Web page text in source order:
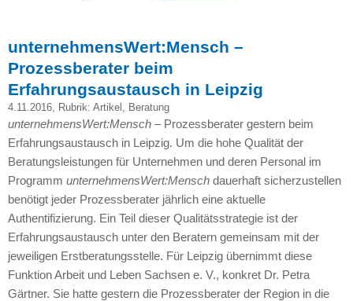
unternehmensWert:Mensch –
Prozessberater beim
Erfahrungsaustausch in Leipzig
4.11.2016, Rubrik: Artikel Beratung
unternehmensWert:Mensch– Prozessberater gestern beim
Erfahrungsaustausch in Leipzig. Um die hohe Qualität der
Beratungsleistungen für Unternehmen und deren Personal im
Programm unternehmensWert:Menschdauerhaft sicherzustellen
benötigt jeder Prozessberater jährlich eine aktuelle
Authentifizierung. Ein Teil dieser Qualitätsstrategie ist der
Erfahrungsaustausch unter den Beratern gemeinsam mit der
jeweiligen Erstberatungsstelle. Für Leipzig übernimmt diese
Funktion Arbeit und Leben Sachsen e. V., konkret Dr. Petra
Gärtner. Sie hatte gestern die Prozessberater der Region in die